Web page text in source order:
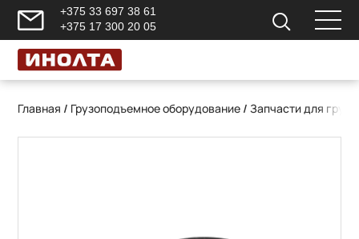
+375 33 697 38 61
+375 17 300 20 05
Главная / Грузоподъемное оборудование /Запчасти для